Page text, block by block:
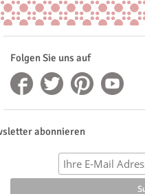
Folgen Sie uns auf
abonnieren